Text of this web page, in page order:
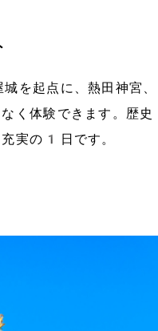
を起点に、熱田神宮、
く体験できます。歴史
実の1日です。